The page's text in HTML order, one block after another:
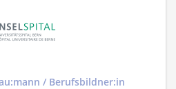
/ Berufsbildner:in